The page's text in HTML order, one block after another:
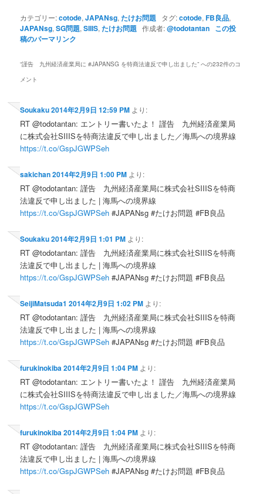
カテゴリー:cotode,JAPANsg,たけお問題 タグ:cotode,FB良品,
JAPANsg,SG問題,SIIIS,たけお問題 作成者:@todotantan この投
稿のパーマリンク
“謹告 九州経済産業局に #JAPANSG を特商法違反で申し出ました” への232件のコ
メント
Soukaku2014年2月9日 12:59 PM より:
RT @todotantan: エントリー書いたよ！ 謹告 九州経済産業局
に株式会社SIIISを特商法違反で申し出ました／海馬への境界線
https://t.co/GspJGWPSeh
sakichan2014年2月9日 1:00 PM より:
RT @todotantan: 謹告 九州経済産業局に株式会社SIIISを特商
法違反で申し出ました | 海馬への境界線
https://t.co/GspJGWPSeh #JAPANsg #たけお問題 #FB良品
Soukaku2014年2月9日 1:01 PM より:
RT @todotantan: 謹告 九州経済産業局に株式会社SIIISを特商
法違反で申し出ました | 海馬への境界線
https://t.co/GspJGWPSeh #JAPANsg #たけお問題 #FB良品
SeijiMatsuda1 2014年2月9日 1:02 PM より:
RT @todotantan: 謹告 九州経済産業局に株式会社SIIISを特商
法違反で申し出ました | 海馬への境界線
https://t.co/GspJGWPSeh #JAPANsg #たけお問題 #FB良品
furukinokiba2014年2月9日 1:04 PM より:
RT @todotantan: エントリー書いたよ！ 謹告 九州経済産業局
に株式会社SIIISを特商法違反で申し出ました／海馬への境界線
https://t.co/GspJGWPSeh
furukinokiba2014年2月9日 1:04 PM より:
RT @todotantan: 謹告 九州経済産業局に株式会社SIIISを特商
法違反で申し出ました | 海馬への境界線
https://t.co/GspJGWPSeh #JAPANsg #たけお問題 #FB良品